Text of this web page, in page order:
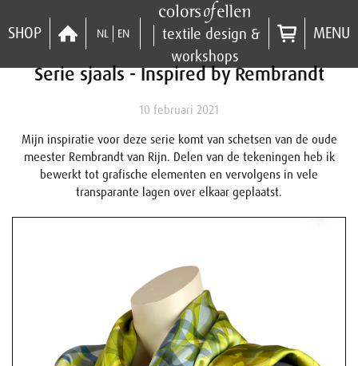
SHOP NL EN
textile design &
workshops
MENU
Serie sjaals - Inspired by Rembrandt
10 februari 2021
Mijn inspiratie voor deze serie komt van schetsen van de oude
meester Rembrandt van Rijn. Delen van de tekeningen heb ik
bewerkt tot grafische elementen en vervolgens in vele
transparante lagen over elkaar geplaatst.